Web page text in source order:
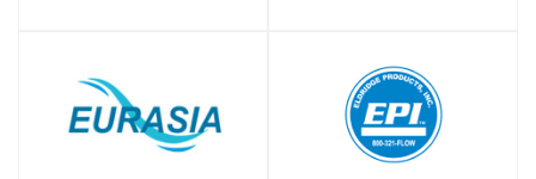
SHOP SHOP